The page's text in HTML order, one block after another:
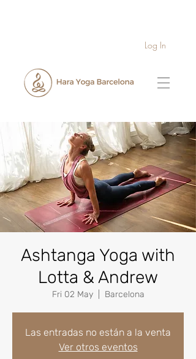
Log In
Ashtanga Yoga with
Lotta & Andrew
Fri 02 May
  |
Barcelona
Las entradas no están a la venta
Ver otros eventos